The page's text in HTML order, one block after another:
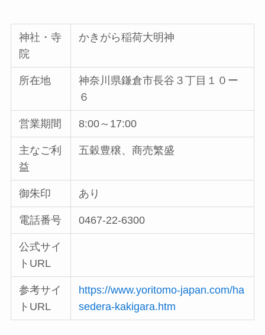
神社・寺
院
かきがら稲荷大明神
所在地
神奈川県鎌倉市長谷３丁目１０ー
６
営業期間 8:00～17:00
主なご利
益
五穀豊穣、商売繁盛
御朱印 あり
電話番号 0467-22-6300
公式サイ
トURL
参考サイ
トURL
https://www.yoritomo-japan.com/ha
sedera-kakigara.htm